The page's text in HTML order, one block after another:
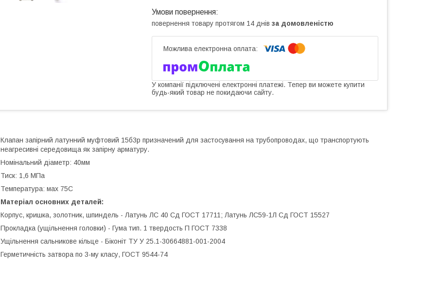
повернення товару протягом 14 днів за домовленістю
У компанії підключені електронні платежі. Тепер ви можете купити
будь-який товар не покидаючи сайту.
Клапан запірний латунний муфтовий 15б3р призначений для застосування на трубопроводах, що транспортують
неагресивні середовища як запірну арматуру.
Номінальний діаметр: 40мм
Тиск: 1,6 МПа
Температура: мах 75С
Матеріал основних деталей:
Корпус, кришка, золотник, шпиндель - Латунь ЛС 40 Сд ГОСТ 17711; Латунь ЛС59-1Л Сд ГОСТ 15527
Прокладка (ущільнення головки) - Гума тип. 1 твердость П ГОСТ 7338
Ущільнення сальникове кільце - Біконіт ТУ У 25.1-30664881-001-2004
Герметичність затвора по 3-му класу, ГОСТ 9544-74